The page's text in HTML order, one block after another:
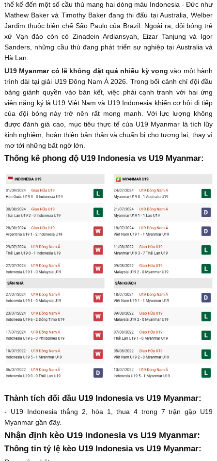
thể kể đến một số cầu thủ mang hai dòng máu Indonesia - Đức như
Mathew Baker và Timothy Baker đang thi đấu tại Australia, Welber
Jardim thuộc biên chế São Paulo của Brazil. Ngoài ra, đội bóng trẻ
xứ Vạn đảo còn có Zinadein Ardiansyah, Eizar Tanjung và Igor
Sanders, những cầu thủ đang phát triển sự nghiệp tại Australia và
Hà Lan.
U19 Myanmar có lẽ không đặt quá nhiều kỳ vọngvào một hành
trình dài tại giải U19 Đông Nam Á 2026. Trong bối cảnh chỉ đội đầu
bảng giành quyền vào bán kết, việc phải cạnh tranh với hai ứng
viên nặng ký là U19 Việt Nam và U19 Indonesia khiến cơ hội đi tiếp
của đội bóng này trở nên rất mong manh. Với lực lượng không
được đánh giá cao, mục tiêu thực tế của U19 Myanmar là tích lũy
kinh nghiệm, hoàn thiện bản thân và chuẩn bị cho tương lai, thay vì
mơ tới những bất ngờ lớn.
Thống kê phong độ U19 Indonesia vs U19 Myanmar:
Thành tích đối đầu U19 Indonesia vs U19 Myanmar:
- U19 Indonesia thắng 2, hòa 1, thua 4 trong 7 trận gặp U19
Myanmar gần đây.
Nhận định kèo U19 Indonesia vs U19 Myanmar:
Thông tin tỷ lệ kèo U19 Indonesia vs U19 Myanmar: